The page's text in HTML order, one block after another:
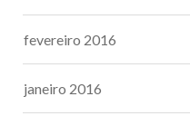
fevereiro 2016
janeiro 2016